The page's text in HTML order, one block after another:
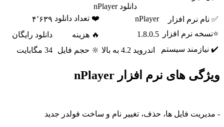
دانلود nPlayer
✅ نام نرم افزار
nPlayer ❤️ تعداد دانلود ۴٬۶۳۹
⭐نسخه نرم افزار
1.8.0.5 🔥 هزینه
دانلود رایگان
✔️ نیازمند سیستم
اندروید 4.2 به بالا 🔆 حجم فایل 34 مگابایت
ویژگی های نرم افزار nPlayer
- مدیریت فایل ها، حذف، تغییر نام و ساخت فولدر جدید